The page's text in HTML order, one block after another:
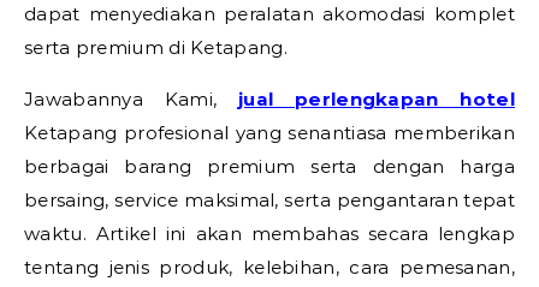
dapat menyediakan peralatan akomodasi komplet
serta premium di Ketapang.
Jawabannya Kami, jual perlengkapan hotel
Ketapang profesional yang senantiasa memberikan
berbagai barang premium serta dengan harga
bersaing, service maksimal, serta pengantaran tepat
waktu. Artikel ini akan membahas secara lengkap
tentang jenis produk, kelebihan, cara pemesanan,